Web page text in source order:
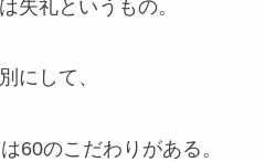
失礼というもの。
にして、
60のこだわりがある。